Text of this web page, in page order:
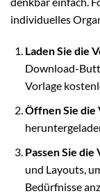
individuelles
Laden Sie die
Download-
Vorlage
Öffnen Sie die
Passen Sie die
und Layouts,
Bedürfnisse